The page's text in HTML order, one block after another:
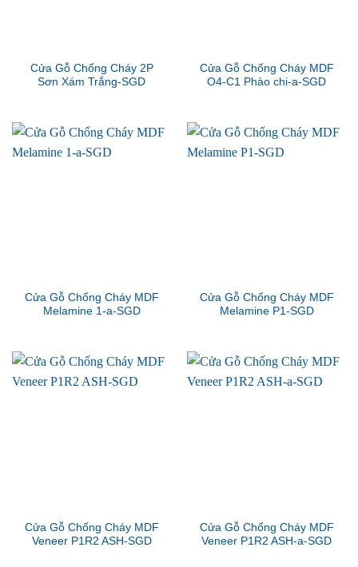
Cửa Gỗ Chống Cháy 2P
Sơn Xám Trắng-SGD
Cửa Gỗ Chống Cháy MDF
O4-C1 Phào chi-a-SGD
Cửa Gỗ Chống Cháy MDF
Melamine 1-a-SGD
Cửa Gỗ Chống Cháy MDF
Melamine P1-SGD
Cửa Gỗ Chống Cháy MDF
Veneer P1R2 ASH-SGD
Cửa Gỗ Chống Cháy MDF
Veneer P1R2 ASH-a-SGD